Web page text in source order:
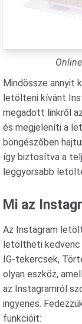
Mindössze annyit
letölteni kívánt
megadott linkről
és megjeleníti a
böngészőben
így biztosítva a
leggyorsabb
Mi az
Az Instagram
letöltheti kedvenc
IG-tekercsek,
olyan eszköz,
az Instagramról
ingyenes.
funkcióit: